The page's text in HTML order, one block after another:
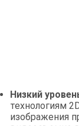
Низкий
технологиям
изображения